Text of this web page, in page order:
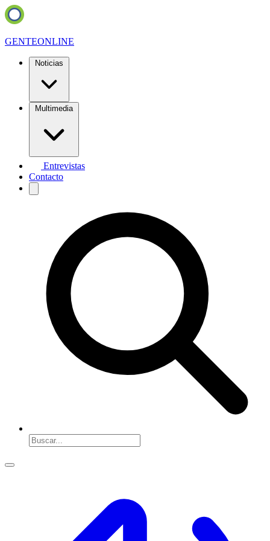
GENTEONLINE
Noticias
Multimedia
Entrevistas
Contacto